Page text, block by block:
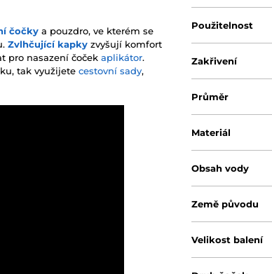
čočky a pouzdro, ve kterém se
Zvlhčující kapky zvyšují komfort
pro nasazení čoček aplikátor.
tak využijete cestovní sady,
Použitelnost
Zakřivení
Průměr
Materiál
Obsah vody
Země původu
Velikost balení